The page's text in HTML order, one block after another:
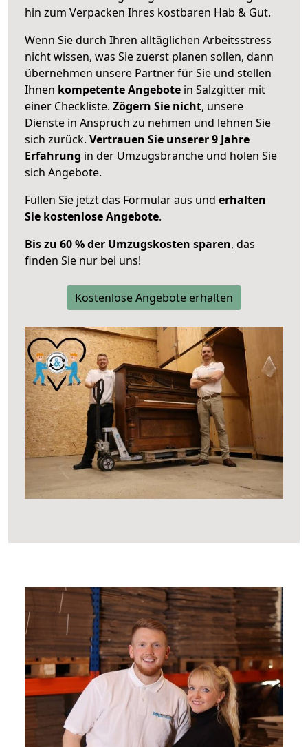
hin zum Verpacken Ihres kostbaren Hab & Gut.
Wenn Sie durch Ihren alltäglichen Arbeitsstress
nicht wissen, was Sie zuerst planen sollen, dann
übernehmen unsere Partner für Sie und stellen
Ihnen kompetente Angebote in Salzgitter mit
einer Checkliste. Zögern Sie nicht, unsere
Dienste in Anspruch zu nehmen und lehnen Sie
sich zurück. Vertrauen Sie unserer 9 Jahre
Erfahrung in der Umzugsbranche und holen Sie
sich Angebote.
Füllen Sie jetzt das Formular aus und erhalten
Sie kostenlose Angebote.
Bis zu 60 % der Umzugskosten sparen, das
finden Sie nur bei uns!
Kostenlose Angebote erhalten